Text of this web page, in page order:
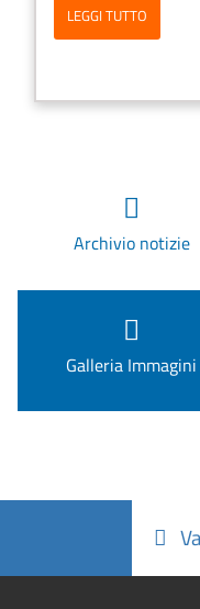
LEGGI TUTTO
Archivio notizie
Galleria Immagini